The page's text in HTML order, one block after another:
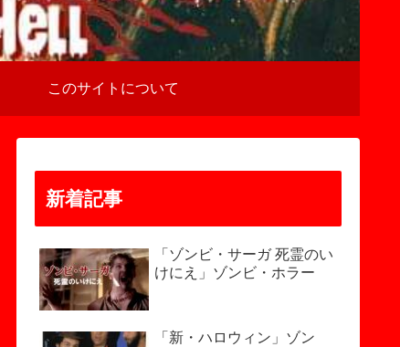
このサイトについて
新着記事
「ゾンビ・サーガ 死霊のい
けにえ」ゾンビ・ホラー
「新・ハロウィン」ゾン